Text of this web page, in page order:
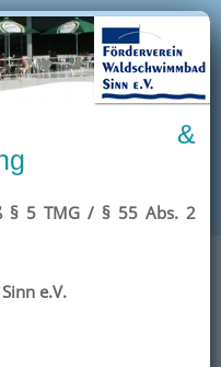
&
§ 5 TMG / § 55 Abs. 2
e.V.